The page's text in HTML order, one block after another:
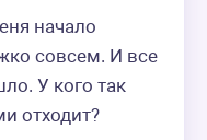
начало
совсем. И все
У кого так
отходит?